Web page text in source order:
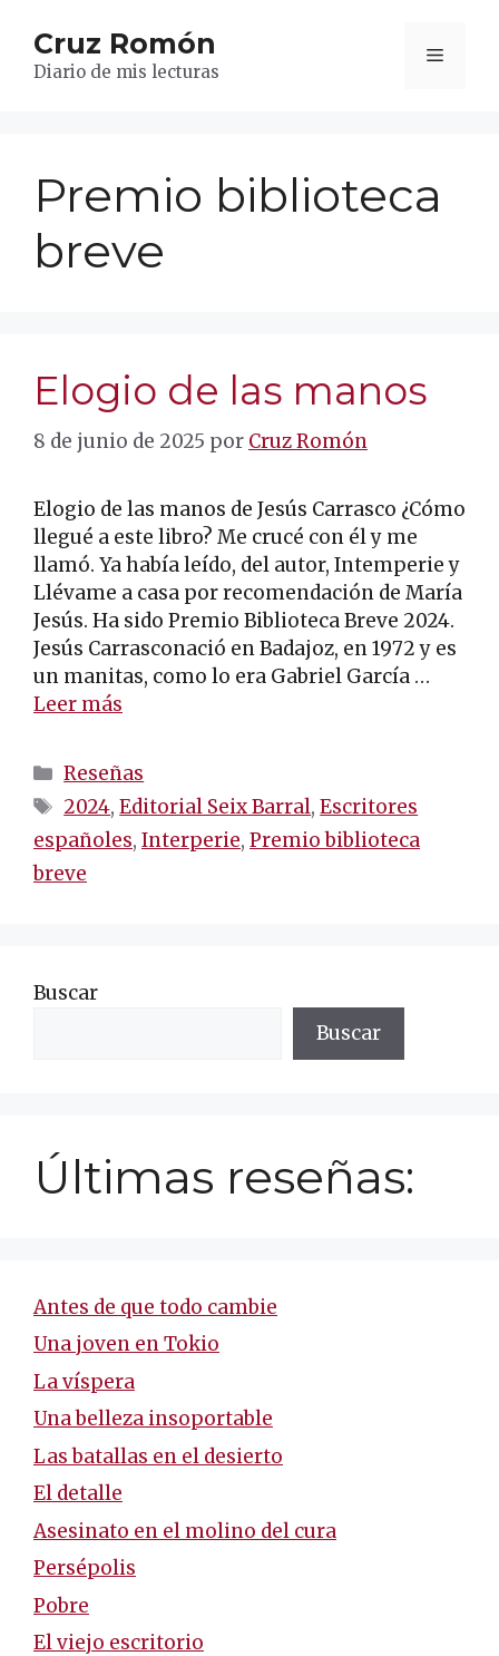
contenido
Cruz Romón
Diario de mis lecturas
Menú
Premio biblioteca
breve
Elogio de las manos
8 de junio de 2025 por Cruz Romón
Elogio de las manos de Jesús Carrasco ¿Cómo
llegué a este libro? Me crucé con él y me
llamó. Ya había leído, del autor, Intemperie y
Llévame a casa por recomendación de María
Jesús. Ha sido Premio Biblioteca Breve 2024.
Jesús Carrasconació en Badajoz, en 1972 y es
un manitas, como lo era Gabriel García …
Leer más
Categorías
Reseñas
Etiquetas
2024,Editorial Seix Barral,Escritores
españoles, Interperie, Premio biblioteca
breve
Buscar
Buscar
Últimas reseñas:
Antes de que todo cambie
Una joven en Tokio
La víspera
Una belleza insoportable
Las batallas en el desierto
El detalle
Asesinato en el molino del cura
Persépolis
Pobre
El viejo escritorio